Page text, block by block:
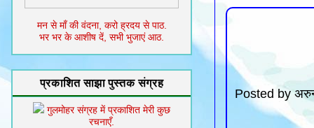
Posted by
मन से माँ की वंदना, करो ह्रदय से पाठ.
भर भर के आशीष दें, सभी भुजाएं आठ.
प्रकाशित साझा पुस्तक संग्रह
गुलमोहर संग्रह में प्रकाशित मेरी कुछ
रचनाएँ.